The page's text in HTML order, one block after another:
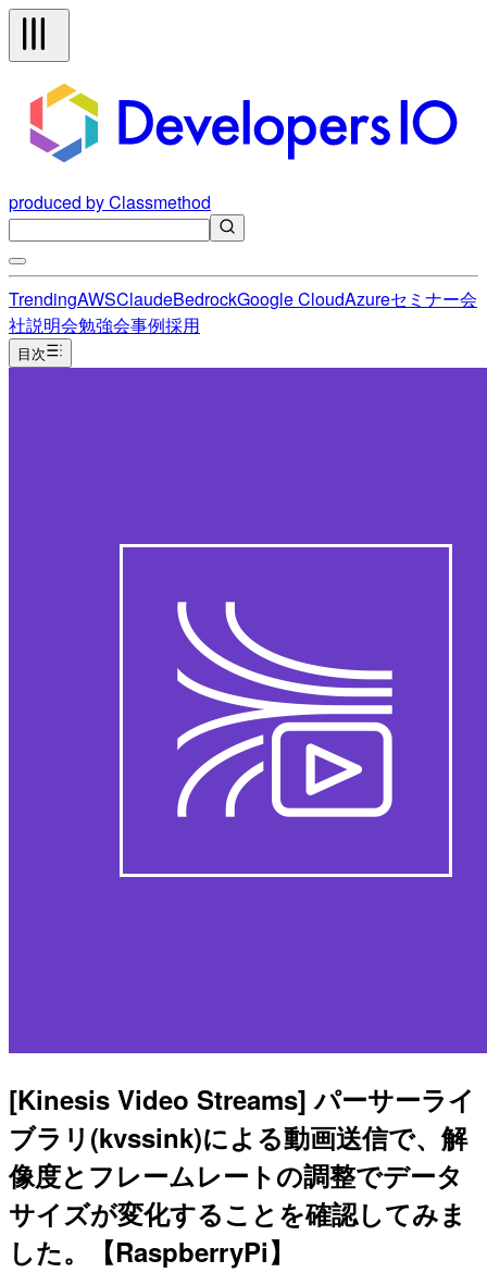
produced by Classmethod
TrendingAWSClaudeBedrockGoogle CloudAzureセミナー会
社説明会勉強会事例採用
目次
[Kinesis Video Streams] パーサーライ
ブラリ(kvssink)による動画送信で、解
像度とフレームレートの調整でデータ
サイズが変化することを確認してみま
した。【RaspberryPi】